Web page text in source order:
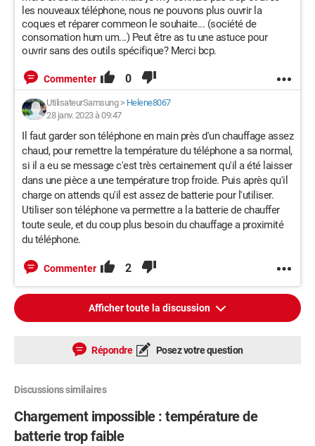
les nouveaux téléphone, nous ne pouvons plus ouvrir la
coques et réparer commeon le souhaite... (société de
consomation hum um...) Peut être as tu une astuce pour
ouvrir sans des outils spécifique? Merci bcp.
Commenter 0
UtilisateurSamsung> Helene8067
28 janv. 2023 à 09:47
Il faut garder son téléphone en main près d'un chauffage assez
chaud, pour remettre la température du téléphone a sa normal,
si il a eu se message c'est très certainement qu'il a été laisser
dans une pièce a une température trop froide. Puis après qu'il
charge on attends qu'il est assez de batterie pour l'utiliser.
Utiliser son téléphone va permettre a la batterie de chauffer
toute seule, et du coup plus besoin du chauffage a proximité
du téléphone.
Commenter 2
Afficher toute la discussion
Répondre Posez votre question
Discussions similaires
Chargement impossible : température de
batterie trop faible